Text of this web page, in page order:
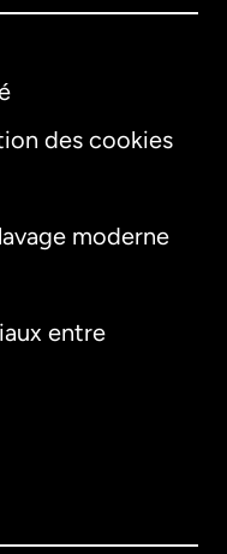
des cookies
moderne
entre